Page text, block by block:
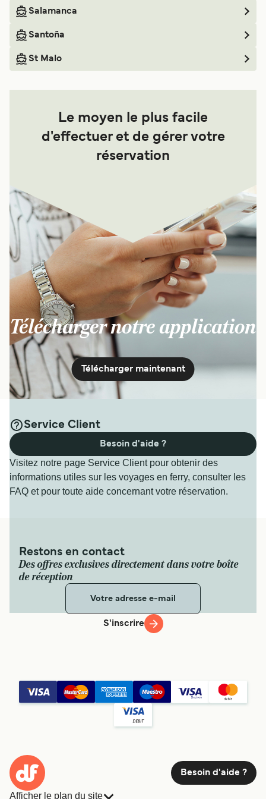
Salamanca
Santoña
St Malo
Le moyen le plus facile
d'effectuer et de gérer votre
réservation
Télécharger notre application
Télécharger maintenant
Service Client
Visitez notre page Service Client pour obtenir des
informations utiles sur les voyages en ferry, consulter les
FAQ et pour toute aide concernant votre réservation.
Besoin d'aide ?
Restons en contact
Des offres exclusives directement dans votre boîte
de réception
S'inscrire
Besoin d'aide ?
Afficher le plan du site